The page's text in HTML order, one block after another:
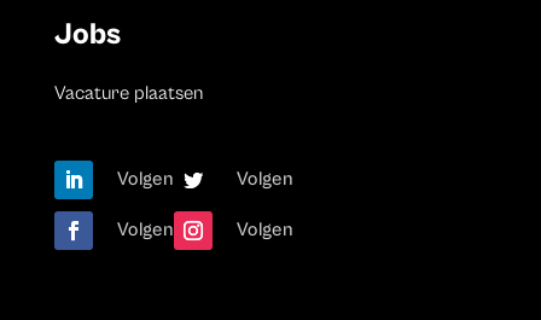
Jobs
Vacature plaatsen
Volgen Volgen
Volgen Volgen